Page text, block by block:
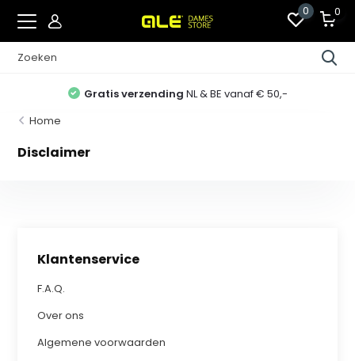
0 0
Gratis verzending NL & BE vanaf € 50,-
Home
Klantenservice
F.A.Q.
Over ons
Algemene voorwaarden
Disclaimer